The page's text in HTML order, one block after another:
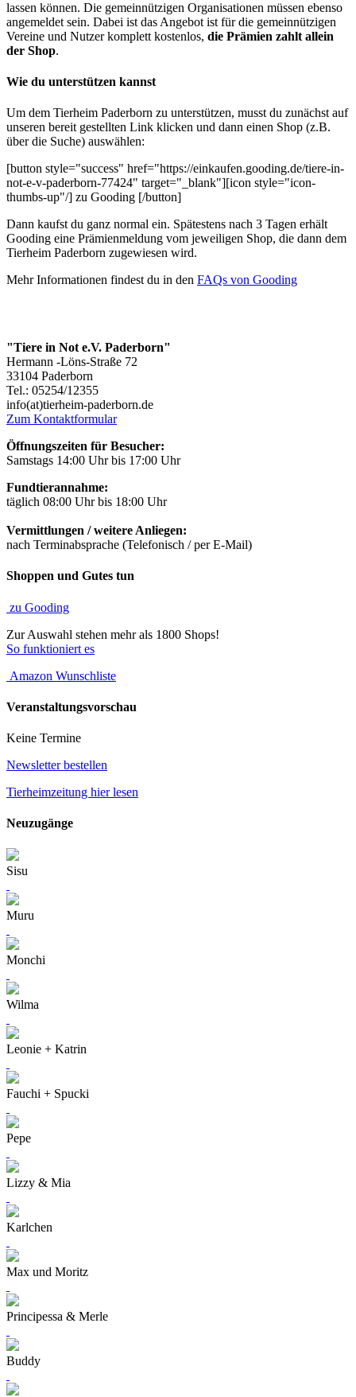
lassen können. Die gemeinnützigen Organisationen müssen ebenso
angemeldet sein. Dabei ist das Angebot ist für die gemeinnützigen
Vereine und Nutzer komplett kostenlos, die Prämien zahlt allein
der Shop.
Wie du unterstützen kannst
Um dem Tierheim Paderborn zu unterstützen, musst du zunächst auf
unseren bereit gestellten Link klicken und dann einen Shop (z.B.
über die Suche) auswählen:
[button style="success" href="https://einkaufen.gooding.de/tiere-in-
not-e-v-paderborn-77424" target="_blank"][icon style="icon-
thumbs-up"/] zu Gooding [/button]
Dann kaufst du ganz normal ein. Spätestens nach 3 Tagen erhält
Gooding eine Prämienmeldung vom jeweiligen Shop, die dann dem
Tierheim Paderborn zugewiesen wird.
Mehr Informationen findest du in den FAQs von Gooding
"Tiere in Not e.V. Paderborn"
Hermann -Löns-Straße 72
33104 Paderborn
Tel.: 05254/12355
info(at)tierheim-paderborn.de
Zum Kontaktformular
Öffnungszeiten für Besucher:
Samstags 14:00 Uhr bis 17:00 Uhr
Fundtierannahme:
täglich 08:00 Uhr bis 18:00 Uhr
Vermittlungen / weitere Anliegen:
nach Terminabsprache (Telefonisch / per E-Mail)
Shoppen und Gutes tun
zu Gooding
Zur Auswahl stehen mehr als 1800 Shops!
So funktioniert es
Amazon Wunschliste
Veranstaltungsvorschau
Keine Termine
Newsletter bestellen
Tierheimzeitung hier lesen
Neuzugänge
Sisu
Muru
Monchi
Wilma
Leonie + Katrin
Fauchi + Spucki
Pepe
Lizzy & Mia
Karlchen
Max und Moritz
Principessa & Merle
Buddy